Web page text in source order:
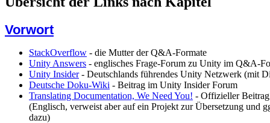
Vorwort
StackOverflow - die Mutter der Q&A-Formate
Unity Answers - englisches Frage-Forum zu Unity im Q&A-
Unity Insider- Deutschlands führendes Unity Netzwerk (mit
Deutsche Doku-Wiki - Beitrag im Unity Insider Forum
Translating Documentation, We Need You! - Offizieller
(Englisch, verweist aber auf ein Projekt zur Übersetzung und
dazu)